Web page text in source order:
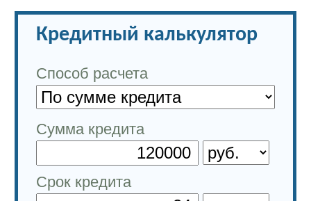
Кредитный калькулятор
Способ расчета
Сумма кредита
Срок кредита